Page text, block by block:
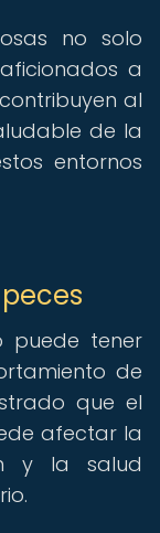
no solo
a
al
de la
entornos
puede tener
de
que el
afectar la
y la salud